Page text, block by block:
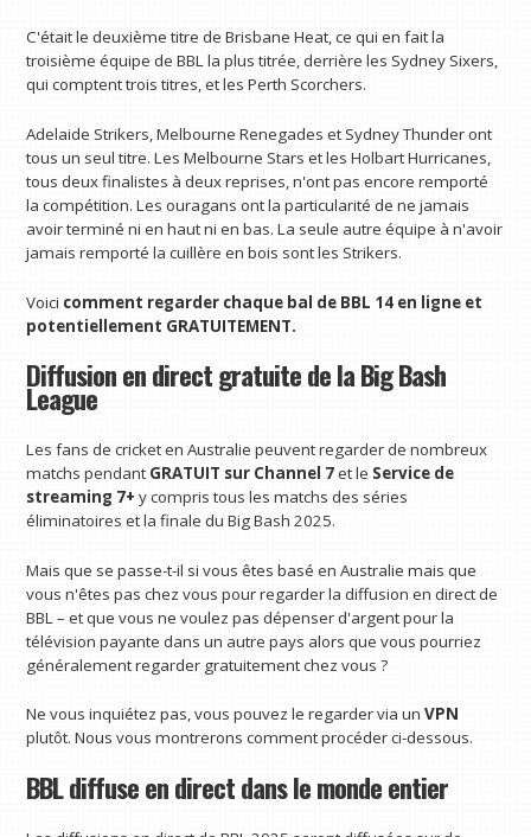
C'était le deuxième titre de Brisbane Heat, ce qui en fait la
troisième équipe de BBL la plus titrée, derrière les Sydney Sixers,
qui comptent trois titres, et les Perth Scorchers.
Adelaide Strikers, Melbourne Renegades et Sydney Thunder ont
tous un seul titre. Les Melbourne Stars et les Holbart Hurricanes,
tous deux finalistes à deux reprises, n'ont pas encore remporté
la compétition. Les ouragans ont la particularité de ne jamais
avoir terminé ni en haut ni en bas. La seule autre équipe à n'avoir
jamais remporté la cuillère en bois sont les Strikers.
Voici comment regarder chaque bal de BBL 14 en ligne et
potentiellement GRATUITEMENT.
Diffusion en direct gratuite de la Big Bash
League
Les fans de cricket en Australie peuvent regarder de nombreux
matchs pendant GRATUIT sur Channel 7et le Service de
streaming 7+ y compris tous les matchs des séries
éliminatoires et la finale du Big Bash 2025.
Mais que se passe-t-il si vous êtes basé en Australie mais que
vous n'êtes pas chez vous pour regarder la diffusion en direct de
BBL – et que vous ne voulez pas dépenser d'argent pour la
télévision payante dans un autre pays alors que vous pourriez
généralement regarder gratuitement chez vous ?
Ne vous inquiétez pas, vous pouvez le regarder via unVPN
plutôt. Nous vous montrerons comment procéder ci-dessous.
BBL diffuse en direct dans le monde entier